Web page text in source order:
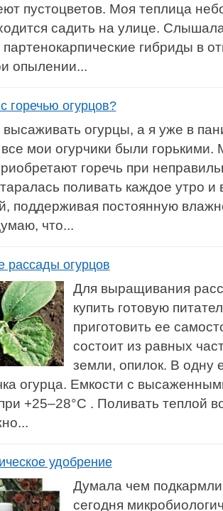
пустоцветов. Моя теплица
садить на улице.
гибриды в
опылении...
горечью огурцов?
огурцы, а я уже в
все мои огурчики были горькими.
горечь при
поливать каждое утро и
поддерживая постоянную
что...
огурцов
Для выращивания
купить готовую
приготовить ее
состоит из равных
земли, опилок. В одну
огурца. Емкости с
+25–28°С . Поливать теплой
удобрение
Думала чем
сегодня